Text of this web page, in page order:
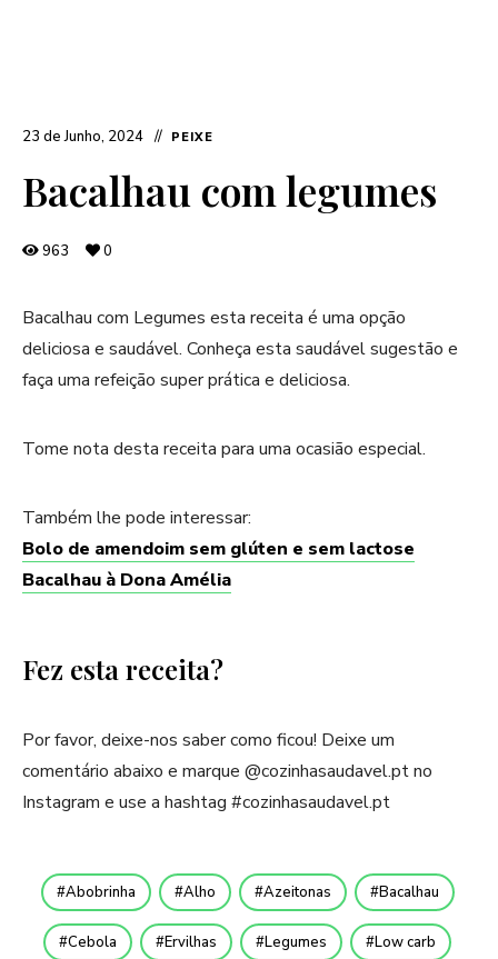
23 de Junho, 2024 PEIXE
Bacalhau com legumes
963 0
Bacalhau com Legumes esta receita é uma opção
deliciosa e saudável. Conheça esta saudável sugestão e
faça uma refeição super prática e deliciosa.
Tome nota desta receita para uma ocasião especial.
Também lhe pode interessar:
Bolo de amendoim sem glúten e sem lactose
Bacalhau à Dona Amélia
Fez esta receita?
Por favor, deixe-nos saber como ficou! Deixe um
comentário abaixo e marque @cozinhasaudavel.pt no
Instagram e use a hashtag #cozinhasaudavel.pt
Abobrinha Alho Azeitonas Bacalhau
Cebola Ervilhas Legumes Low carb